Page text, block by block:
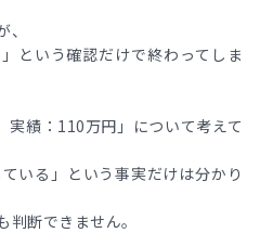
という確認だけで終わってしま
実績：110万円」について考えて
いる」という事実だけは分かり
断できません。